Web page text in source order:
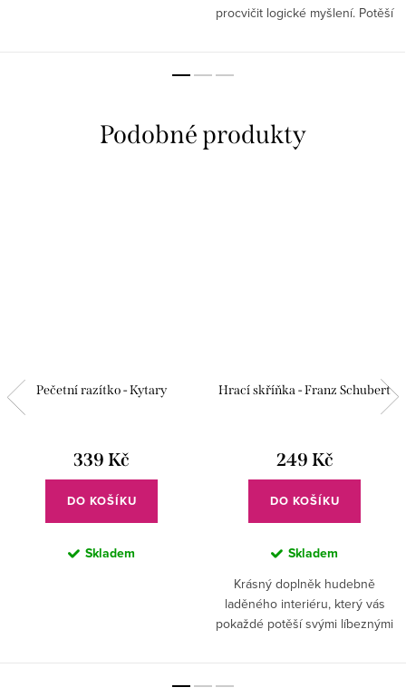
procvičit logické myšlení. Potěší
Pečetní razítko - Kytary
339 Kč
DO KOŠÍKU
Skladem
Hrací skříňka - Franz Schubert
249 Kč
DO KOŠÍKU
Skladem
Krásný doplněk hudebně
laděného interiéru, který vás
pokaždé potěší svými líbeznými